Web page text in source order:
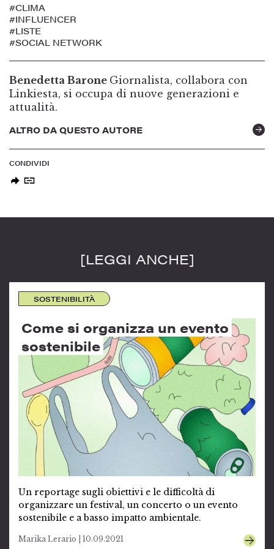
#CLIMA
#INFLUENCER
#LISTE
#SOCIAL NETWORK
Benedetta Barone Giornalista, collabora con
Linkiesta, si occupa di nuove generazioni e
attualità.
ALTRO DA QUESTO AUTORE
CONDIVIDI
[LEGGI ANCHE]
SOSTENIBILITÀ
Come si organizza un evento
sostenibile
Un reportage sugli obiettivi e le difficoltà di
organizzare un festival, un concerto o un evento
sostenibile e a basso impatto ambientale.
Marika Lerario | 10.09.2021